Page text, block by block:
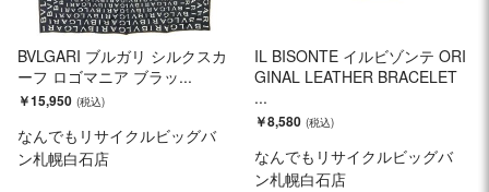
BVLGARI ブルガリ シルクスカ
ーフ ロゴマニア ブラッ...
￥15,950
なんでもリサイクルビッグバ
ン札幌白石店
IL BISONTE イルビゾンテ ORI
GINAL LEATHER BRACELET
...
￥8,580
なんでもリサイクルビッグバ
ン札幌白石店